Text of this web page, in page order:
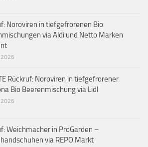
Noroviren in tiefgefrorenen Bio
via Aldi und Netto Marken
2026
Rückruf: Noroviren in tiefgefrorener
Bio Beerenmischung via Lidl
2026
Weichmacher in ProGarden –
via REPO Markt